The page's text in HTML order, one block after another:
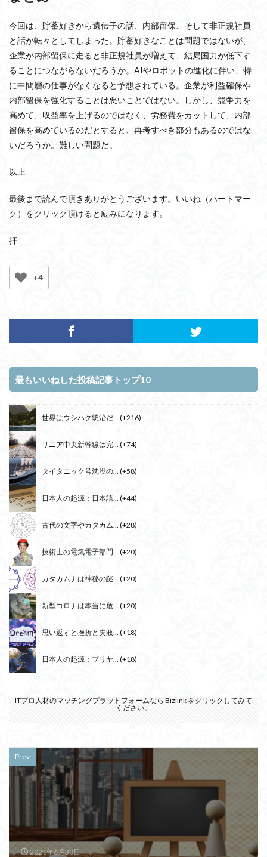
今回は、貯蓄好きから遺伝子の話、内部留保、そして非正規社員
と話が転々としてしまった。貯蓄好きなことは問題ではないが、
企業が内部留保に走ると非正規社員が増えて、結局国力が低下す
ることにつながらないだろうか。AIやロボットの進化に伴い、特
に中間層の仕事がなくなると予想されている。企業が利益確保や
内部留保を強化することは悪いことではない。しかし、競争力を
高めて、収益率を上げるのではなく、労務費をカットして、内部
留保を高めているのだとすると、再考すべき部分もあるのではな
いだろうか。難しい問題だ。
以上
最後まで読んで頂きありがとうございます。いいね（ハートマー
ク）をクリック頂けると励みになります。
拝
+4
最もいいねした投稿記事トップ10
世界はウシハク統治だ... +216
リニア中央新幹線は完... +74
タイタニック号沈没の... +58
日本人の起源：日本語... +44
古代の文字やカタカム... +28
技術士の電気電子部門... +20
カタカムナは神秘の謎... +20
新型コロナは本当に危... +20
思い返すと挫折と失敗... +18
日本人の起源：ブリヤ... +18
ITプロ人材のマッチングプラットフォームなら Bizlink をクリックしてみて
ください。
Prev
2021年6月30日